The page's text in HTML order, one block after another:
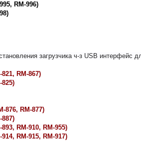
RM-996)
загрузчика ч-з USB
RM-867)
825)
876, RM-877)
887)
RM-910, RM-955)
RM-915, RM-917)